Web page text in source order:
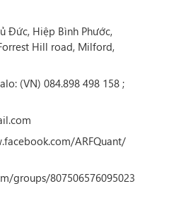
Đức, Hiệp Bình Phước,
Hill road, Milford,
(VN) 084.898 498 158 ;
ARFQuant/
groups/807506576095023